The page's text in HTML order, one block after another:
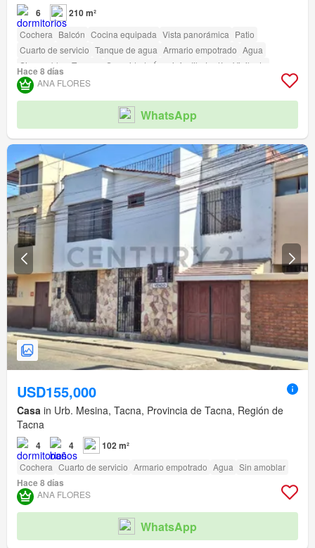
6 210 m²
Cochera Balcón Cocina equipada Vista panorámica Patio
Cuarto de servicio Tanque de agua Armario empotrado Agua
Sin amoblar
Terraza Seguridad Área infantil Jardín
Vigilante
Barbacoa
Hace 8 días
ANA FLORES
WhatsApp
USD155,000
Casa in Urb. Mesina, Tacna, Provincia de Tacna, Región de
Tacna
4 4 102 m²
Cochera Cuarto de servicio Armario empotrado Agua Sin amoblar
Hace 8 días
ANA FLORES
WhatsApp